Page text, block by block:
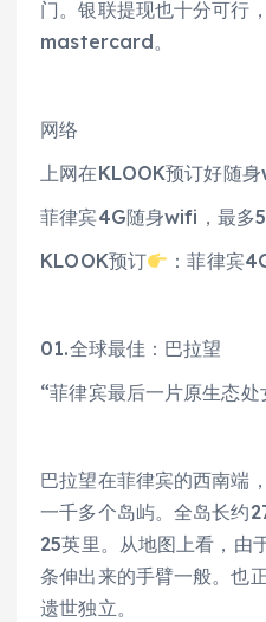
门。银联提现也十分可行
mastercard。
网络
上网在KLOOK预订好随身
菲律宾4G随身wifi，最多5
KLOOK预订
：菲律宾
01.全球最佳：巴拉望
“菲律宾最后一片原生态处
巴拉望在菲律宾的西南端
一千多个岛屿。全岛长约
25英里。从地图上看，由
条伸出来的手臂一般。也
遗世独立。